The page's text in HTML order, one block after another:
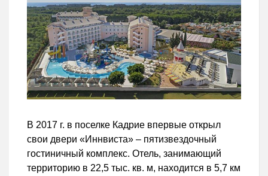
В 2017 г. в поселке Кадрие впервые открыл
свои двери «Иннвиста» – пятизвездочный
гостиничный комплекс. Отель, занимающий
территорию в 22,5 тыс. кв. м, находится в 5,7 км